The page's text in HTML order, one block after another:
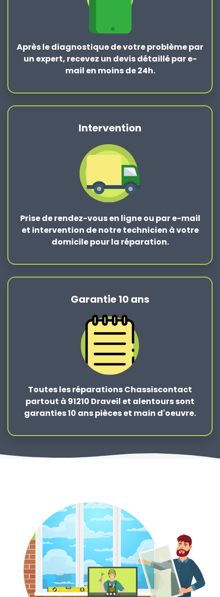
Après lediagnostique de votre problèmepar
un expert, recevez un devis détaillé par e-
mail en moins de 24h.
Intervention
Prise de rendez-vous en ligne ou par e-mail
et intervention de notre technicien à votre
domicile pour la réparation.
Garantie 10 ans
Toutes les réparations Chassiscontact
partout à 91210 Draveil et alentours sont
garanties 10 ans pièces et main d'oeuvre.